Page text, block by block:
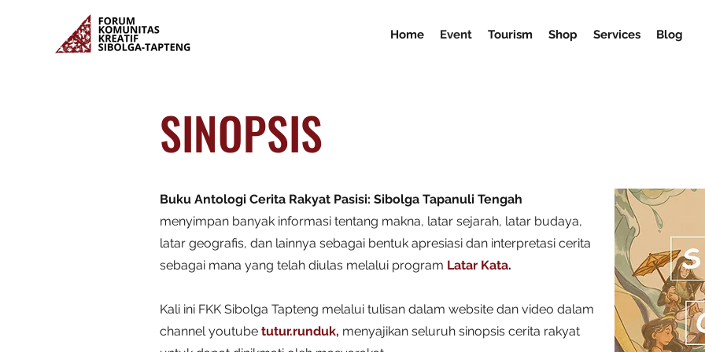
Home Event Tourism Shop Services Blog
SINOPSIS
Buku Antologi Cerita Rakyat Pasisi: Sibolga Tapanuli Tengah
menyimpan banyak informasi tentang makna, latar sejarah, latar budaya,
latar geografis, dan lainnya sebagai bentuk apresiasi dan interpretasi cerita
sebagai mana yang telah diulas melalui program Latar Kata.
Kali ini FKK Sibolga Tapteng melalui tulisan dalam website dan video dalam
channel youtube tutur.runduk, menyajikan seluruh sinopsis cerita rakyat